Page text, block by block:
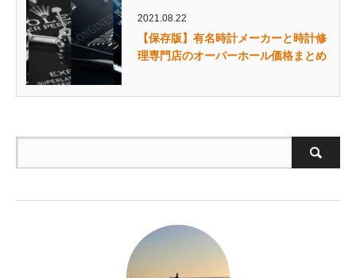
2021.08.22
【保存版】有名時計メーカーと時計修
理専門店のオーバーホール価格まとめ